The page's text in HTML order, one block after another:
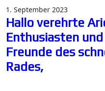
1. September 2023
Hallo verehrte
Enthusiasten
Freunde des
Rades,